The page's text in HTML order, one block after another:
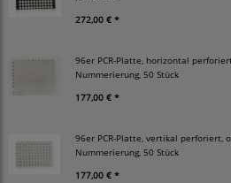
272,00 € *
96er PCR-Platte, horizontal
Nummerierung, 50 Stück
177,00 € *
96er PCR-Platte, vertikal perforiert,
Nummerierung, 50 Stück
177,00 € *